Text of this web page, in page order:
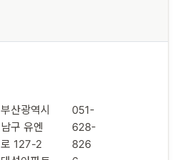
부산광역시
남구 유엔
로 127-2
051-
628-
826